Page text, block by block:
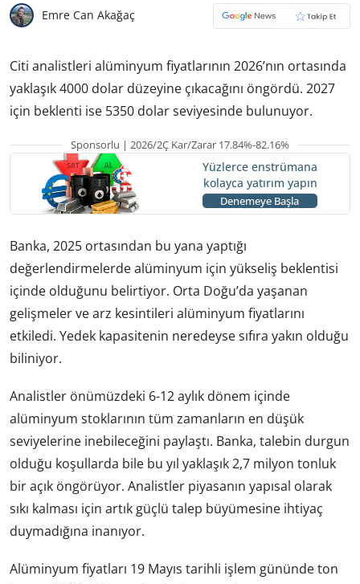
Emre Can Akağaç
Citi analistleri alüminyum fiyatlarının 2026’nın ortasında
yaklaşık 4000 dolar düzeyine çıkacağını öngördü. 2027
için beklenti ise 5350 dolar seviyesinde bulunuyor.
Sponsorlu | 2026/2Ç Kar/Zarar 17.84%-82.16%
Yüzlerce enstrümana
kolayca yatırım yapın
Denemeye Başla
Banka, 2025 ortasından bu yana yaptığı
değerlendirmelerde alüminyum için yükseliş beklentisi
içinde olduğunu belirtiyor. Orta Doğu’da yaşanan
gelişmeler ve arz kesintileri alüminyum fiyatlarını
etkiledi. Yedek kapasitenin neredeyse sıfıra yakın olduğu
biliniyor.
Analistler önümüzdeki 6-12 aylık dönem içinde
alüminyum stoklarının tüm zamanların en düşük
seviyelerine inebileceğini paylaştı. Banka, talebin durgun
olduğu koşullarda bile bu yıl yaklaşık 2,7 milyon tonluk
bir açık öngörüyor. Analistler piyasanın yapısal olarak
sıkı kalması için artık güçlü talep büyümesine ihtiyaç
duymadığına inanıyor.
Alüminyum fiyatları 19 Mayıs tarihli işlem gününde ton